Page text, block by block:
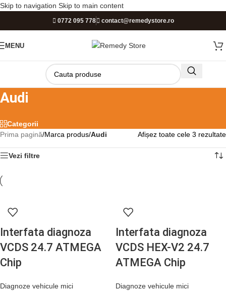
Skip to navigation Skip to main content
PROGRAM DE LUCRU
Luni-Vineri: Sâmbătă: 09:00 - 12:00 |
0772 095 778 contact@remedystore.ro
MENU
Audi
Categorii
Prima pagină/Marca produs/Audi Afișez toate cele 3 rezultate
Vezi filtre
Interfata diagnoza
VCDS 24.7 ATMEGA
Chip
Diagnoze vehicule mici
Interfata diagnoza
VCDS HEX-V2 24.7
ATMEGA Chip
Diagnoze vehicule mici